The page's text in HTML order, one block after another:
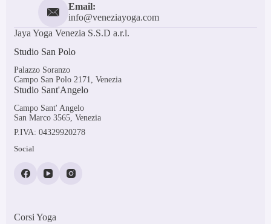
Email:
info@veneziayoga.com
Jaya Yoga Venezia S.S.D a.r.l.
Studio San Polo
Palazzo Soranzo
Campo San Polo 2171, Venezia
Studio Sant'Angelo
Campo Sant' Angelo
San Marco 3565, Venezia
P.IVA: 04329920278
Social
Corsi Yoga